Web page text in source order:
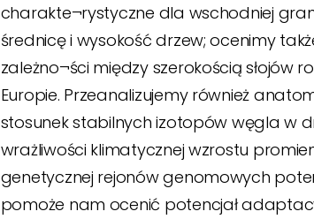
charakte¬rystyczne dla wschodniej
średnicę i wysokość drzew; ocenimy
zależno¬ści między szerokością słojów
Europie. Przeanalizujemy również
stosunek stabilnych izotopów węgla w
wrażliwości klimatycznej wzrostu
genetycznej rejonów genomowych
pomoże nam ocenić potencjał